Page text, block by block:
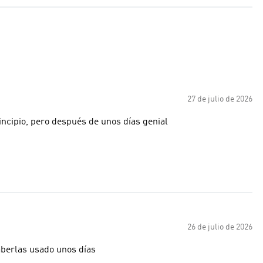
27 de julio de 2026
pero después de unos días genial
26 de julio de 2026
usado unos días